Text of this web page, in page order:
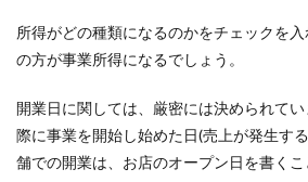
所得がどの種類になるのかをチェックを
の方が事業所得になるでしょう。
開業日に関しては、厳密には決められて
際に事業を開始し始めた日(売上が発生す
舗での開業は、お店のオープン日を書くこ